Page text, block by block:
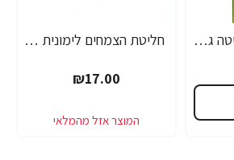
חליטת הצמחים חליטה גלילית ויסוצקי 25 שקיקים
חליטת הצמחים לימונית לואיזה ומליסה ניחוחות הגליל ויסוצקי 20 שקיקים
₪17.00